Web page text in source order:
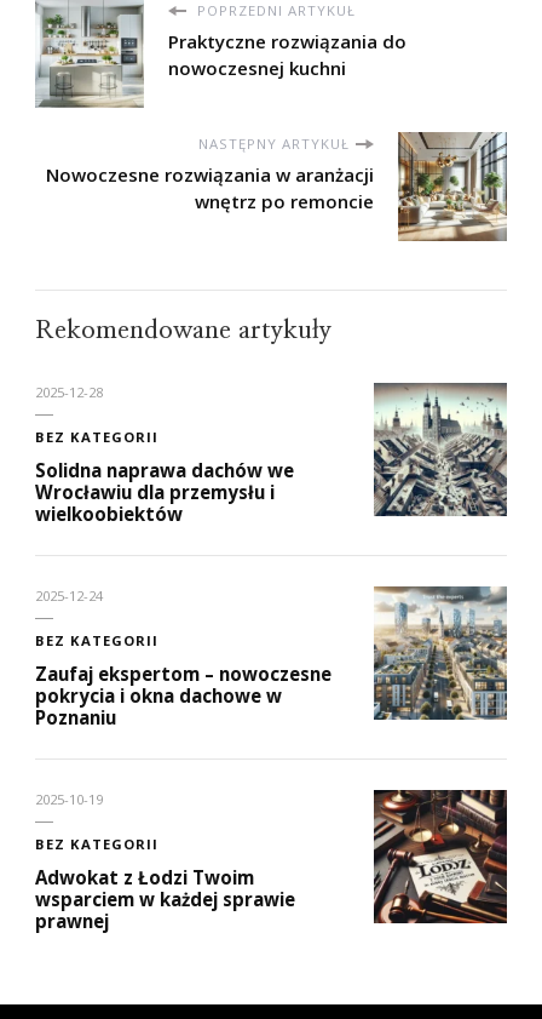
POPRZEDNI ARTYKUŁ
Praktyczne rozwiązania do
nowoczesnej kuchni
NASTĘPNY ARTYKUŁ
Nowoczesne rozwiązania w aranżacji
wnętrz po remoncie
Rekomendowane artykuły
2025-12-28
BEZ KATEGORII
Solidna naprawa dachów we
Wrocławiu dla przemysłu i
wielkoobiektów
2025-12-24
BEZ KATEGORII
Zaufaj ekspertom – nowoczesne
pokrycia i okna dachowe w
Poznaniu
2025-10-19
BEZ KATEGORII
Adwokat z Łodzi Twoim
wsparciem w każdej sprawie
prawnej